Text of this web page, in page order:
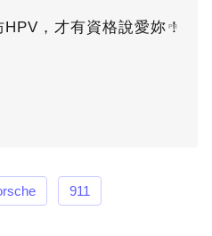
，才有資格說愛妳！
PR
911